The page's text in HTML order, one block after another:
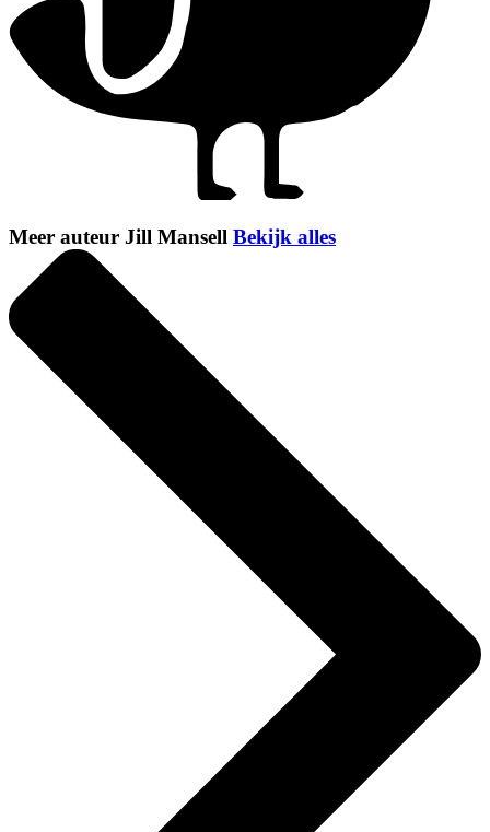
Meer auteur Jill Mansell Bekijk alles